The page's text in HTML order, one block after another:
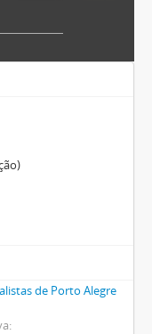
de Porto Alegre